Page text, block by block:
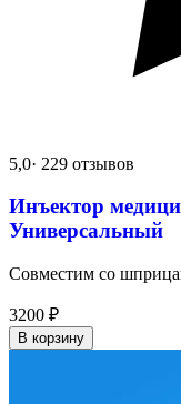
5,0· 229 отзывов
Инъектор
Универсальный
Совместим со
3200 ₽
В корзину